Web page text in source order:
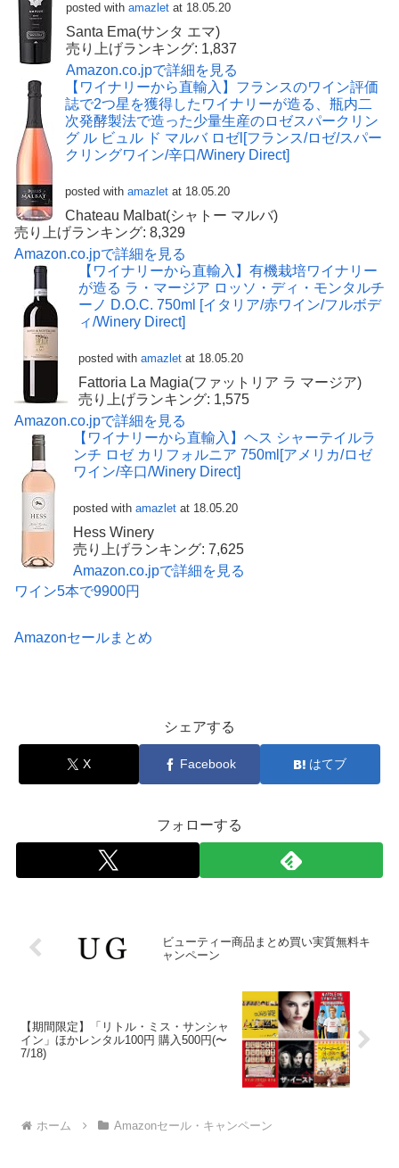
posted with amazlet at 18.05.20
Santa Ema(サンタ エマ)
売り上げランキング: 1,837
Amazon.co.jpで詳細を見る
【ワイナリーから直輸入】フランスのワイン評価
誌で2つ星を獲得したワイナリーが造る、瓶内二
次発酵製法で造った少量生産のロゼスパークリン
グ ル ビュル ド マルバ ロゼl[フランス/ロゼ/スパー
クリングワイン/辛口/Winery Direct]
posted with amazlet at 18.05.20
Chateau Malbat(シャトー マルバ)
売り上げランキング: 8,329
Amazon.co.jpで詳細を見る
【ワイナリーから直輸入】有機栽培ワイナリー
が造る ラ・マージア ロッソ・ディ・モンタルチ
ーノ D.O.C. 750ml [イタリア/赤ワイン/フルボデ
ィ/Winery Direct]
posted with amazlet at 18.05.20
Fattoria La Magia(ファットリア ラ マージア)
売り上げランキング: 1,575
Amazon.co.jpで詳細を見る
【ワイナリーから直輸入】ヘス シャーテイルラ
ンチ ロゼ カリフォルニア 750ml[アメリカ/ロゼ
ワイン/辛口/Winery Direct]
posted with amazlet at 18.05.20
Hess Winery
売り上げランキング: 7,625
Amazon.co.jpで詳細を見る
ワイン5本で9900円
Amazonセールまとめ
シェアする
X Facebook はてブ
フォローする
ビューティー商品まとめ買い実質無料キ
ャンペーン
【期間限定】「リトル・ミス・サンシャ
イン」ほかレンタル100円 購入500円(〜
7/18)
ホーム Amazonセール・キャンペーン